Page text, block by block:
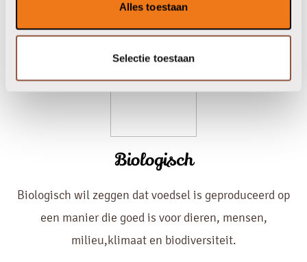
Alles toestaan
Selectie toestaan
Biologisch
Biologisch wil zeggen dat voedsel is geproduceerd op
een manier die goed is voor dieren, mensen,
milieu,klimaat en biodiversiteit.